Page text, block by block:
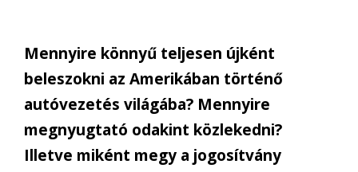
Mennyire könnyű teljesen újként
beleszokni az Amerikában történő
autóvezetés világába? Mennyire
megnyugtató odakint közlekedni?
Illetve miként megy a jogosítvány